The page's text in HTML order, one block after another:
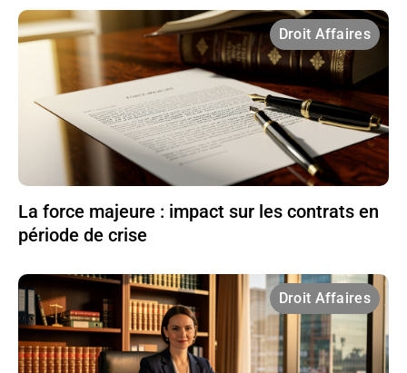
Droit Affaires
La force majeure : impact sur les contrats en
période de crise
Droit Affaires